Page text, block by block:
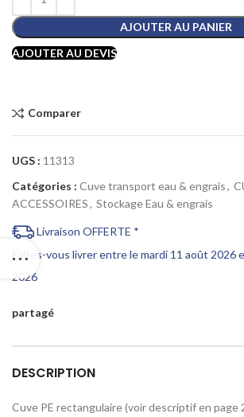
AJOUTER AU PANIER
AJOUTER AU DEVIS
Comparer
UGS : 11313
Catégories : Cuve transport eau & engrais,
ACCESSOIRES, Stockage Eau & engrais
Livraison OFFERTE *
Faites-vous livrer entre le mardi 11 août 2026
2026
partagé
DESCRIPTION
Cuve PE rectangulaire (voir descriptif en page